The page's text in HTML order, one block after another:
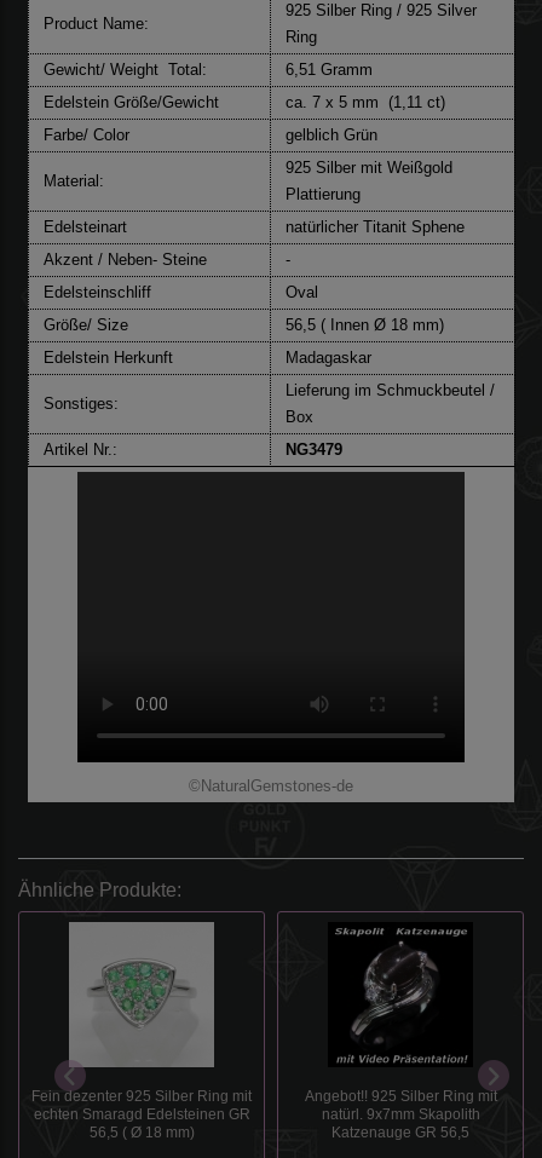
Product Name:
925 Silber Ring / 925 Silver
Ring
Gewicht/ Weight Total:
6,51 Gramm
Edelstein Größe/Gewicht
ca. 7 x 5 mm (1,11 ct)
Farbe/ Color
gelblich Grün
Material:
925 Silber mit Weißgold
Plattierung
Edelsteinart
natürlicher Titanit Sphene
Akzent / Neben- Steine
-
Edelsteinschliff
Oval
Größe/ Size
56,5 ( Innen Ø 18 mm)
Edelstein Herkunft
Madagaskar
Sonstiges:
Lieferung im Schmuckbeutel /
Box
Artikel Nr.:
NG3479
©NaturalGemstones-de
Ähnliche Produkte:
Fein dezenter 925 Silber Ring mit
echten Smaragd Edelsteinen GR
56,5 ( Ø 18 mm)
Angebot!! 925 Silber Ring mit
natürl. 9x7mm Skapolith
Katzenauge GR 56,5